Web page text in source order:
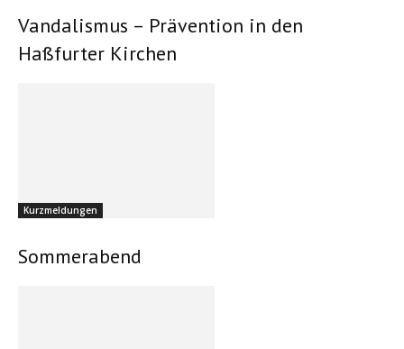
Vandalismus – Prävention in den
Haßfurter Kirchen
Kurzmeldungen
Sommerabend